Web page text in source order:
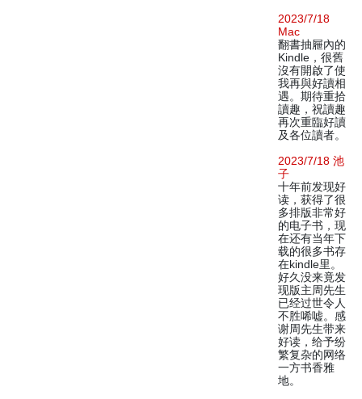
2023/7/18
Mac
翻書抽屜內的
Kindle，很舊
沒有開啟了使
我再與好讀相
遇。期待重拾
讀趣，祝讀趣
再次重臨好讀
及各位讀者。
2023/7/18 池
子
十年前发现好
读，获得了很
多排版非常好
的电子书，现
在还有当年下
载的很多书存
在kindle里。
好久没来竟发
现版主周先生
已经过世令人
不胜唏嘘。感
谢周先生带来
好读，给予纷
繁复杂的网络
一方书香雅
地。